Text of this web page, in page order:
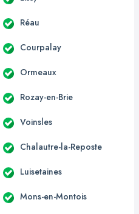
Réau
Courpalay
Ormeaux
Rozay-en-Brie
Voinsles
Chalautre-la-Reposte
Luisetaines
Mons-en-Montois